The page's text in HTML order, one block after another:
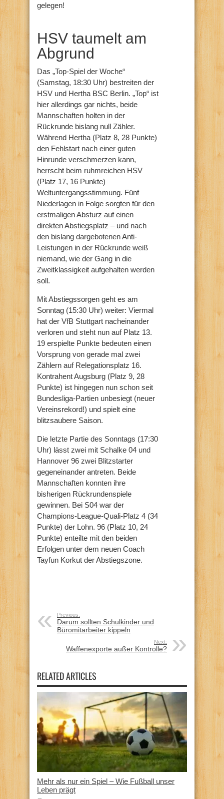
gelegen!
HSV taumelt am
Abgrund
Das „Top-Spiel der Woche“
(Samstag, 18:30 Uhr) bestreiten der
HSV und Hertha BSC Berlin. „Top“ ist
hier allerdings gar nichts, beide
Mannschaften holten in der
Rückrunde bislang null Zähler.
Während Hertha (Platz 8, 28 Punkte)
den Fehlstart nach einer guten
Hinrunde verschmerzen kann,
herrscht beim ruhmreichen HSV
(Platz 17, 16 Punkte)
Weltuntergangsstimmung. Fünf
Niederlagen in Folge sorgten für den
erstmaligen Absturz auf einen
direkten Abstiegsplatz – und nach
den bislang dargebotenen Anti-
Leistungen in der Rückrunde weiß
niemand, wie der Gang in die
Zweitklassigkeit aufgehalten werden
soll.
Mit Abstiegssorgen geht es am
Sonntag (15:30 Uhr) weiter: Viermal
hat der VfB Stuttgart nacheinander
verloren und steht nun auf Platz 13.
19 erspielte Punkte bedeuten einen
Vorsprung von gerade mal zwei
Zählern auf Relegationsplatz 16.
Kontrahent Augsburg (Platz 9, 28
Punkte) ist hingegen nun schon seit
Bundesliga-Partien unbesiegt (neuer
Vereinsrekord!) und spielt eine
blitzsaubere Saison.
Die letzte Partie des Sonntags (17:30
Uhr) lässt zwei mit Schalke 04 und
Hannover 96 zwei Blitzstarter
gegeneinander antreten. Beide
Mannschaften konnten ihre
bisherigen Rückrundenspiele
gewinnen. Bei S04 war der
Champions-League-Quali-Platz 4 (34
Punkte) der Lohn. 96 (Platz 10, 24
Punkte) enteilte mit den beiden
Erfolgen unter dem neuen Coach
Tayfun Korkut der Abstiegszone.
Previous:
Darum sollten Schulkinder und
Büromitarbeiter kippeln
Next:
Waffenexporte außer Kontrolle?
RELATED ARTICLES
Mehr als nur ein Spiel – Wie Fußball unser
Leben prägt